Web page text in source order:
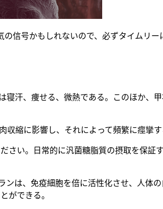
信号かもしれないので、必ずタイムリー
汗、痩せる、微熱である。このほか、
縮に影響し、それによって頻繁に痙攣す
さい。日常的に汎菌糖脂質の摂取を保証
は、免疫細胞を倍に活性化させ、人体
ができる。